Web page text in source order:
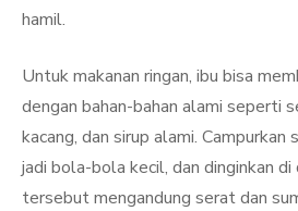
hamil.
Untuk makanan ringan, ibu bisa
dengan bahan-bahan alami seperti
kacang, dan sirup alami. Campurkan
jadi bola-bola kecil, dan dinginkan
tersebut mengandung serat dan